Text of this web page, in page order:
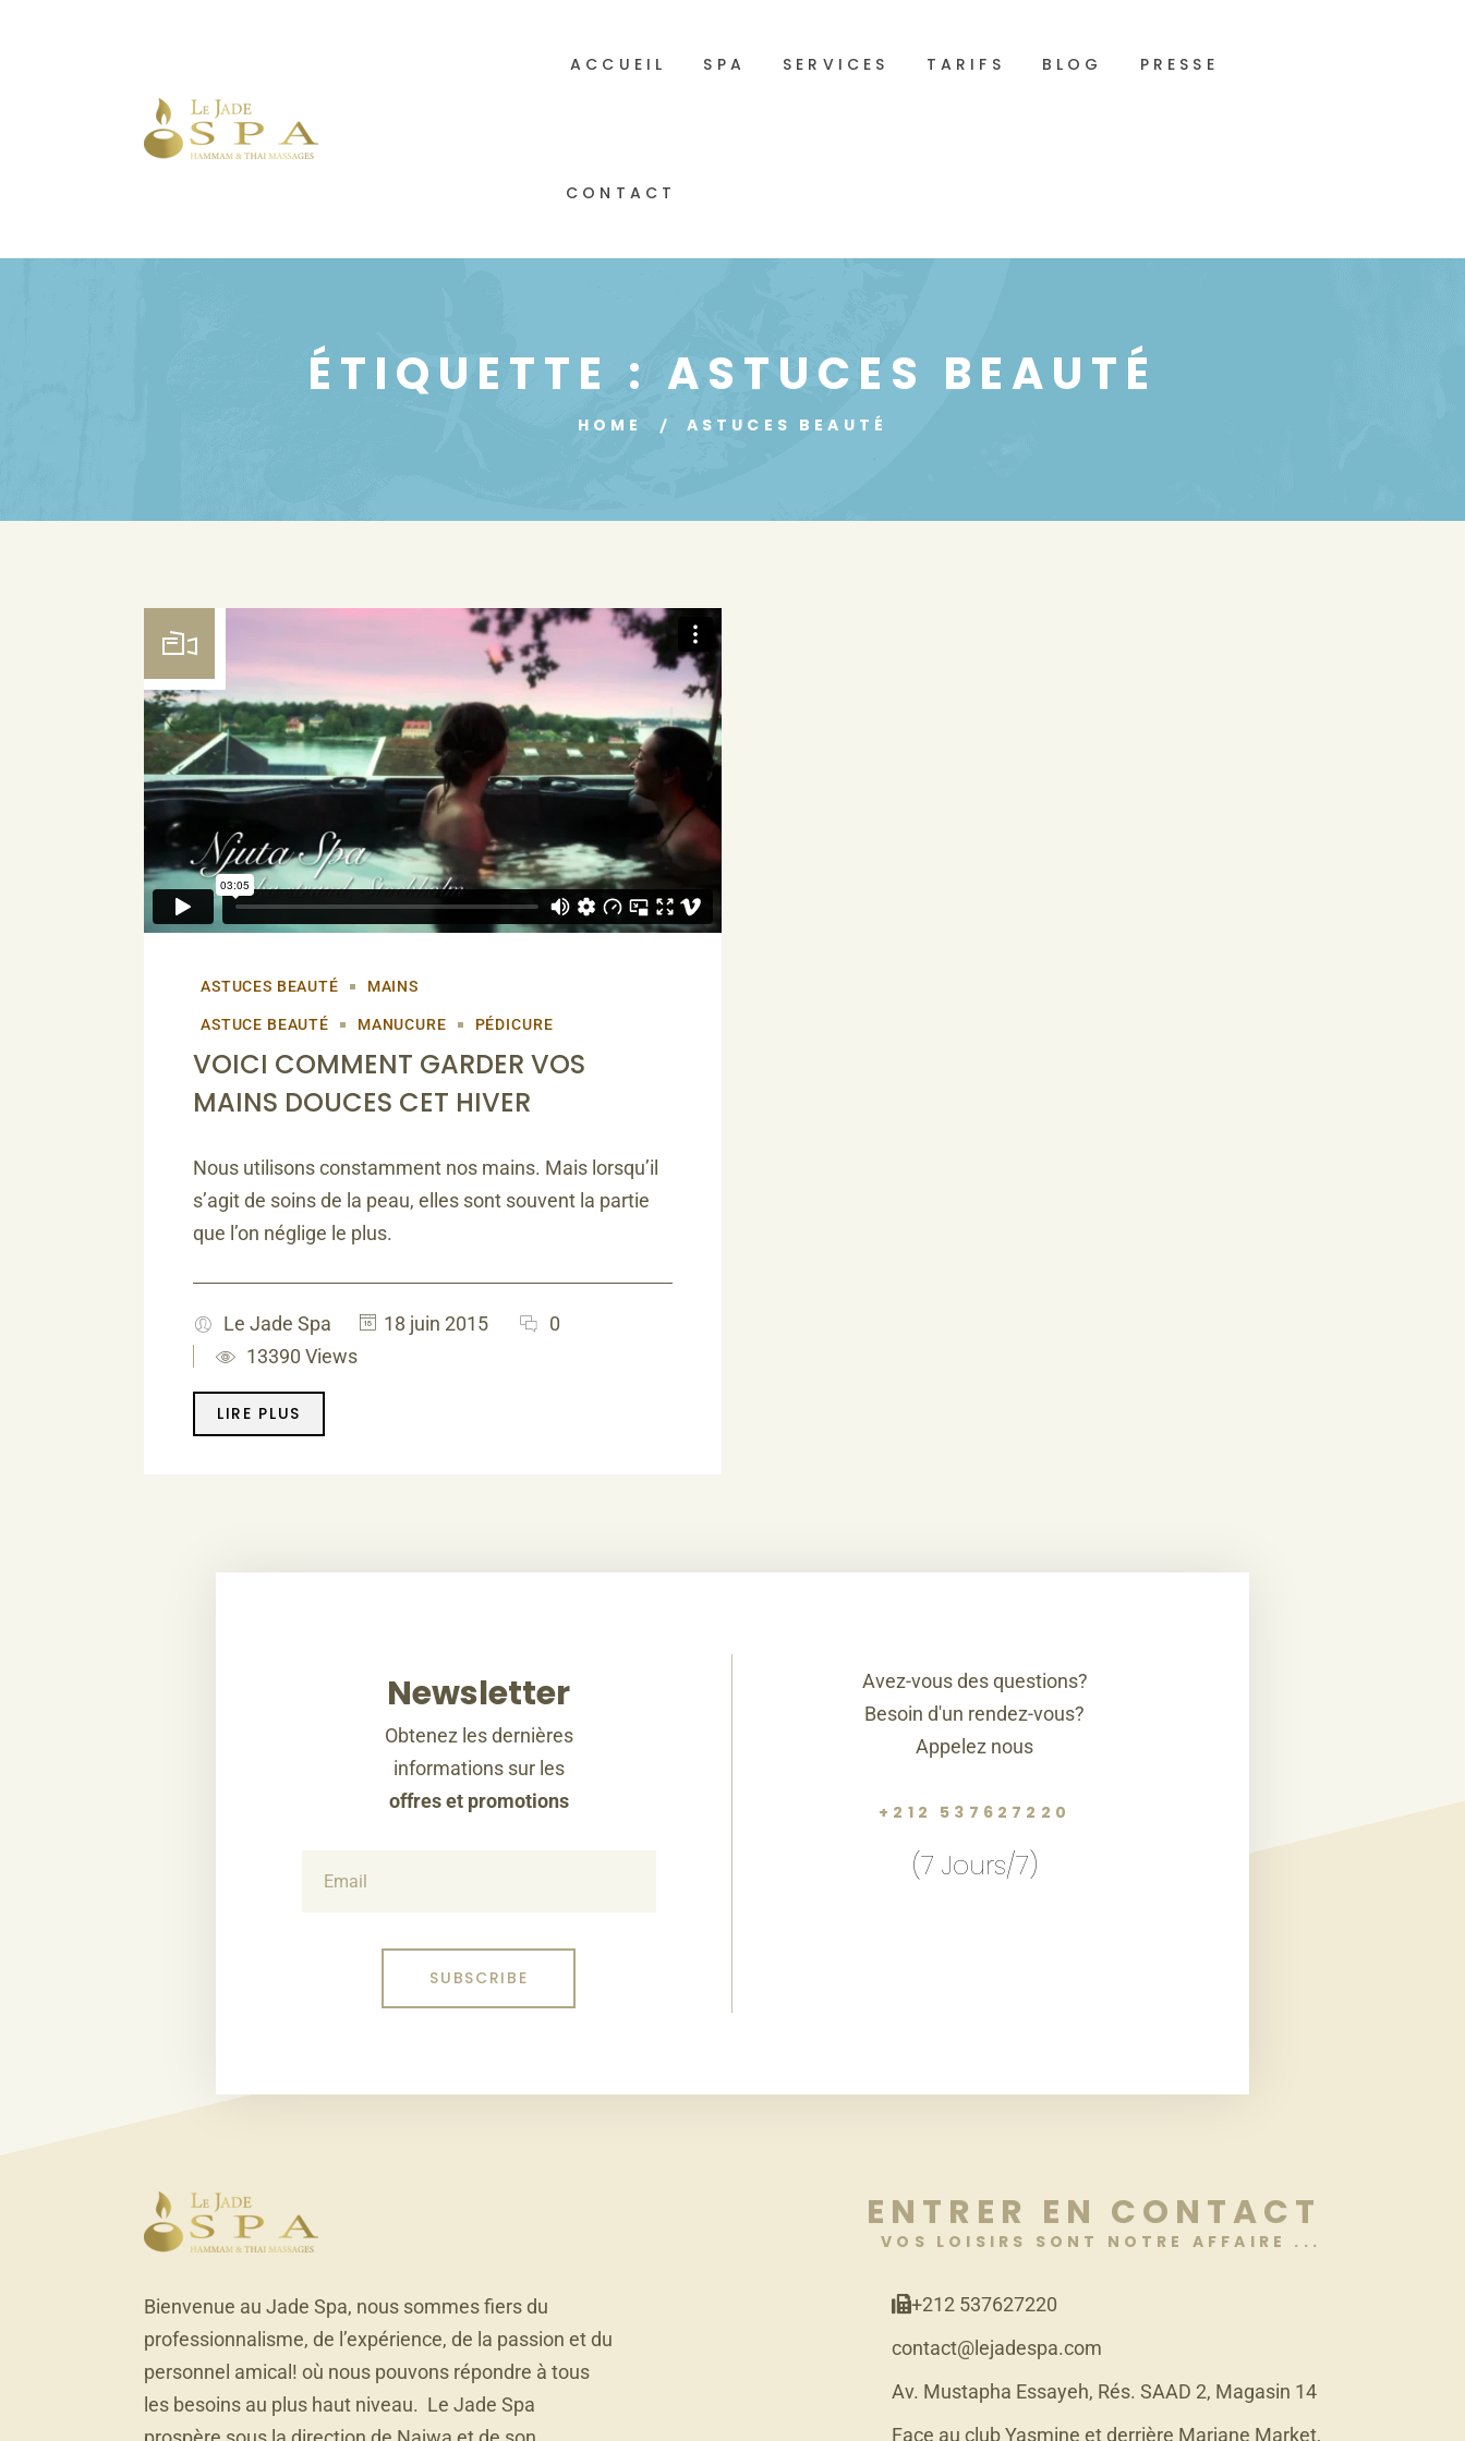
ACCUEIL SPA SERVICES TARIFS BLOG PRESSE
CONTACT
ÉTIQUETTE : ASTUCES BEAUTÉ
HOME ASTUCES BEAUTÉ
ASTUCES BEAUTÉ MAINS
ASTUCE BEAUTÉ MANUCURE PÉDICURE
VOICI COMMENT GARDER VOS
MAINS DOUCES CET HIVER
Nous utilisons constamment nos mains. Mais lorsqu’il
s’agit de soins de la peau, elles sont souvent la partie
que l’on néglige le plus.
18 juin 2015 0
Le Jade Spa
13390 Views
LIRE PLUS
Newsletter
Obtenez les dernières
informations sur les
offres et promotions
Avez-vous des questions?
Besoin d'un rendez-vous?
Appelez nous
+212 537627220
(7 Jours/7)
Bienvenue au Jade Spa, nous sommes fiers du
professionnalisme, de l’expérience, de la passion et du
personnel amical! où nous pouvons répondre à tous
les besoins au plus haut niveau. Le Jade Spa
ENTRER EN CONTACT
VOS LOISIRS SONT NOTRE AFFAIRE ...
+212 537627220
contact@lejadespa.com
Av. Mustapha Essayeh, Rés. SAAD 2, Magasin 14
Face au club Yasmine et derrière Marjane Market,